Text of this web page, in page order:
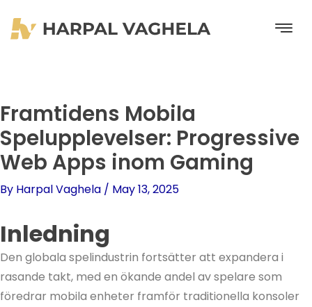
Framtidens Mobila
Spelupplevelser: Progressive
Web Apps inom Gaming
By Harpal Vaghela / May 13, 2025
Inledning
Den globala spelindustrin fortsätter att expandera i
rasande takt, med en ökande andel av spelare som
föredrar mobila enheter framför traditionella konsoler